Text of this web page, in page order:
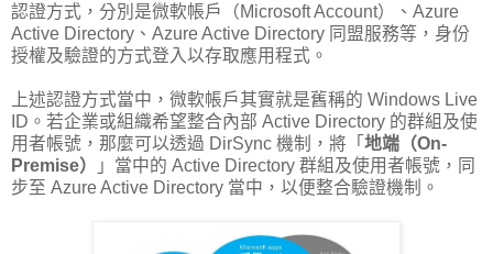
認證方式，分別是微軟帳戶（Microsoft Account）、Azure
Active Directory、Azure Active Directory 同盟服務等，身份
授權及驗證的方式登入以存取應用程式。
上述認證方式當中，微軟帳戶其實就是舊稱的 Windows Live
ID。若企業或組織希望整合內部 Active Directory 的群組及使
用者帳號，那麼可以透過 DirSync 機制，將「 地端（On-
Premise）
」當中的 Active Directory 群組及使用者帳號，同
步至 Azure Active Directory 當中，以便整合驗證機制。